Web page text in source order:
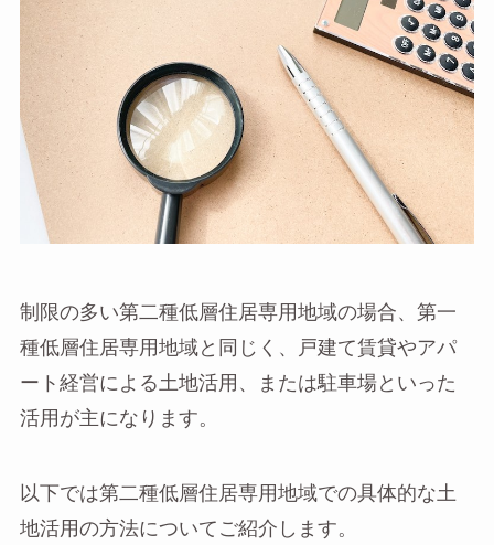
制限の多い第二種低層住居専用地域の場合、第一
種低層住居専用地域と同じく、戸建て賃貸やアパ
ート経営による土地活用、または駐車場といった
活用が主になります。
以下では第二種低層住居専用地域での具体的な土
地活用の方法についてご紹介します。